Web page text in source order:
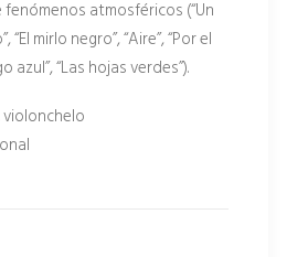
atmosféricos (“Un
“El mirlo negro”, “Aire”, “Por el
azul”, “Las hojas verdes”).